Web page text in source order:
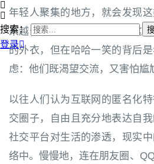
搜索：
登录
年轻人聚集的地方，就会发现
来越普遍。虽然大多数时候这
的外衣，但在哈哈一笑的背后
虑：他们既渴望交流，又害怕尴
以往人们认为互联网的匿名化
交圈子，自由且充分地表达自
社交平台对生活的渗透，现实
络中。慢慢地，连在朋友圈、